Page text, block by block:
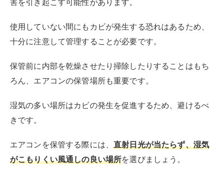
害を引き起こす可能性があります。
使用していない間にもカビが発生する恐れはあるため、
十分に注意して管理することが必要です。
保管前に内部を乾燥させたり掃除したりすることはもち
ろん、エアコンの保管場所も重要です。
湿気の多い場所はカビの発生を促進するため、避けるべ
きです。
エアコンを保管する際には、直射日光が当たらず、湿気
がこもりくい風通しの良い場所を選びましょう。